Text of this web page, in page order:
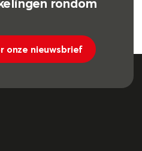
onze nieuwsbrief